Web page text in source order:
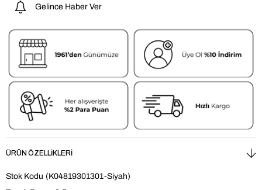
Gelince Haber Ver
ÜRÜN ÖZELLIKLERI
Stok Kodu (K04819301301-Siyah)